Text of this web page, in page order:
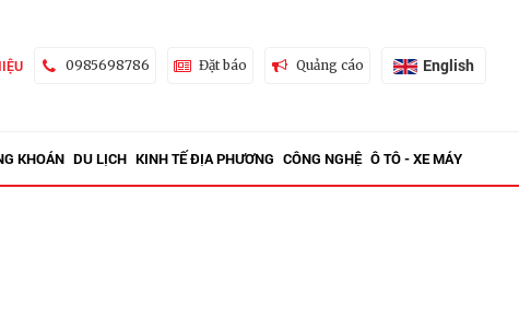
0985698786 Đặt báo Quảng cáo English
KHOÁN DU LỊCH KINH TẾ ĐỊA PHƯƠNG CÔNG NGHỆ Ô TÔ - XE MÁY